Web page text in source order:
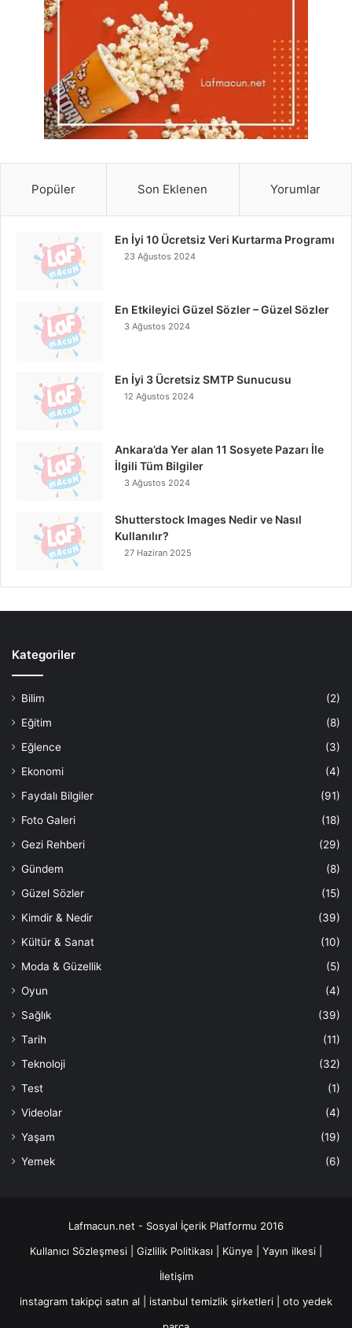
Popüler Son Eklenen Yorumlar
En İyi 10 Ücretsiz Veri Kurtarma Programı
23 Ağustos 2024
En Etkileyici Güzel Sözler – Güzel Sözler
3 Ağustos 2024
En İyi 3 Ücretsiz SMTP Sunucusu
12 Ağustos 2024
Ankara’da Yer alan 11 Sosyete Pazarı İle
İlgili Tüm Bilgiler
3 Ağustos 2024
Shutterstock Images Nedir ve Nasıl
Kullanılır?
27 Haziran 2025
Kategoriler
Bilim
(2)
Eğitim
(8)
Eğlence
(3)
Ekonomi
(4)
Faydalı Bilgiler
(91)
Foto Galeri
(18)
Gezi Rehberi
(29)
Gündem
(8)
Güzel Sözler
(15)
Kimdir & Nedir
(39)
Kültür & Sanat
(10)
Moda & Güzellik
(5)
Oyun
(4)
Sağlık
(39)
Tarih
(11)
Teknoloji
(32)
Test
(1)
Videolar
(4)
Yaşam
(19)
Yemek
(6)
Lafmacun.net - Sosyal İçerik Platformu 2016
Kullanıcı Sözleşmesi
Gizlilik Politikası Künye Yayın ilkesi
İletişim
instagram takipçi satın al
istanbul temizlik şirketleri
oto yedek